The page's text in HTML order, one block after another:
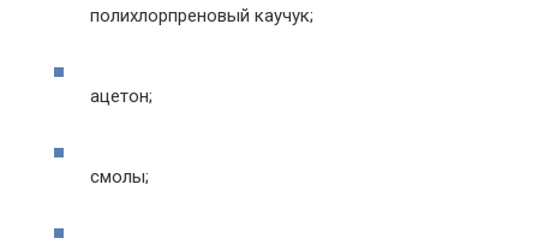
полихлорпреновый каучук;
ацетон;
смолы;